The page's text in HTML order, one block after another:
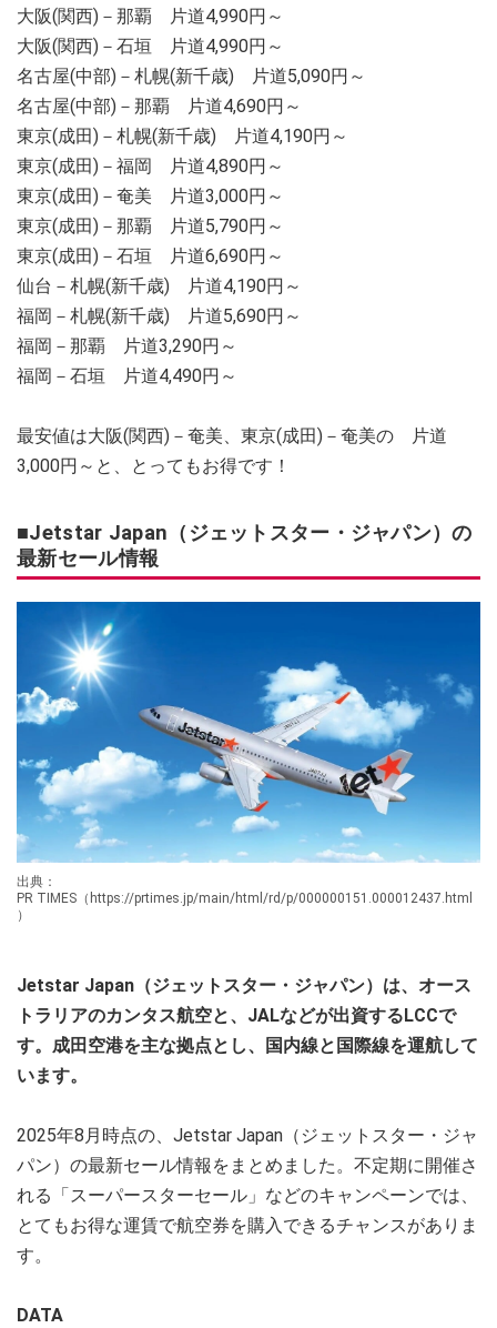
大阪(関西)－那覇 片道4,990円～
大阪(関西)－石垣 片道4,990円～
名古屋(中部)－札幌(新千歳) 片道5,090円～
名古屋(中部)－那覇 片道4,690円～
東京(成田)－札幌(新千歳) 片道4,190円～
東京(成田)－福岡 片道4,890円～
東京(成田)－奄美 片道3,000円～
東京(成田)－那覇 片道5,790円～
東京(成田)－石垣 片道6,690円～
仙台－札幌(新千歳) 片道4,190円～
福岡－札幌(新千歳) 片道5,690円～
福岡－那覇 片道3,290円～
福岡－石垣 片道4,490円～
最安値は大阪(関西)－奄美、東京(成田)－奄美の 片道
3,000円～と、とってもお得です！
■Jetstar Japan（ジェットスター・ジャパン）の
最新セール情報
出典：
PR TIMES（https://prtimes.jp/main/html/rd/p/000000151.000012437.html
）
Jetstar Japan（ジェットスター・ジャパン）は、オース
トラリアのカンタス航空と、JALなどが出資するLCCで
す。成田空港を主な拠点とし、国内線と国際線を運航して
います。
2025年8月時点の、Jetstar Japan（ジェットスター・ジャ
パン）の最新セール情報をまとめました。不定期に開催さ
れる「スーパースターセール」などのキャンペーンでは、
とてもお得な運賃で航空券を購入できるチャンスがありま
す。
DATA